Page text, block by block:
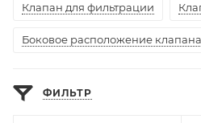
Клапан для фильтрации
Боковое расположение клапана
ФИЛЬТР